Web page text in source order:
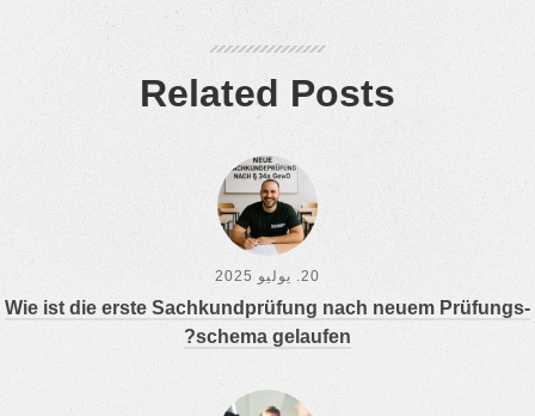
Rela­ted Posts
20. يوليو 2025
Wie ist die ers­te Sach­kund­prü­fung nach neu­em Prü­fungs­
sche­ma gelaufen?